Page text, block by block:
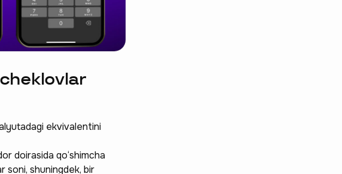
ekvivalentini
doirasida qo‘shimcha
soni, shuningdek, bir